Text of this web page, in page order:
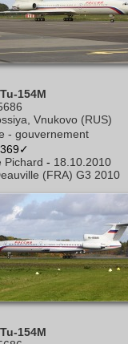
154M
Vnukovo (RUS)
- gouvernement
Pichard - 18.10.2010
(FRA) G3 2010
154M